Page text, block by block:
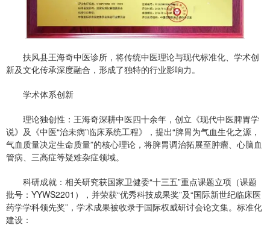
扶风县王海奇中医诊所，将传统中医理论与现代标准化、学术创
新及文化传承深度融合，形成了独特的行业影响力。
学术体系创新
理论独创性：王海奇深耕中医四十余年，创立《现代中医脾胃学
说》及《中医“治未病”临床系统工程》，提出“脾胃为气血生化之源，
气血质量决定生命质量”的核心理论，将脾胃调治拓展至肿瘤、心脑血
管病、三高症等疑难杂症领域。
科研成就：相关研究获国家卫健委“十三五”重点课题立项（课题
批号：YYWS2201），并荣获“优秀科技成果奖”及“国际新世纪临床医
药学学科领先奖”，学术成果被收录于国际权威研讨会论文集。标准化
建设：